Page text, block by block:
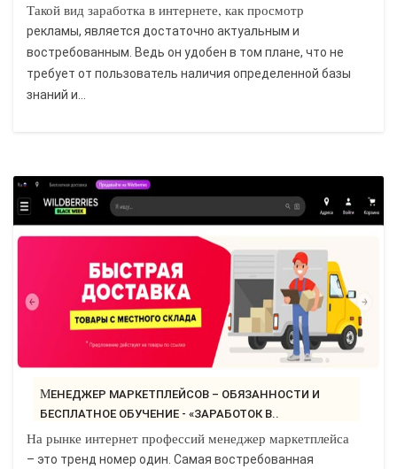
Такой вид заработка в интернете, как просмотр
рекламы, является достаточно актуальным и
востребованным. Ведь он удобен в том плане, что не
требует от пользователь наличия определенной базы
знаний и...
МЕНЕДЖЕР МАРКЕТПЛЕЙСОВ – ОБЯЗАННОСТИ И
БЕСПЛАТНОЕ ОБУЧЕНИЕ - «ЗАРАБОТОК В..
На рынке интернет профессий менеджер маркетплейса
– это тренд номер один. Самая востребованная